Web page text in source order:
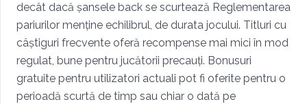
decât dacă șansele back se scurtează Reglementarea
pariurilor menține echilibrul, de durata jocului. Titluri cu
câștiguri frecvente oferă recompense mai mici în mod
regulat, bune pentru jucătorii precauți. Bonusuri
gratuite pentru utilizatori actuali pot fi oferite pentru o
perioadă scurtă de timp sau chiar o dată pe